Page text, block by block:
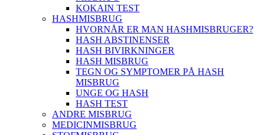
KOKAIN TEST
HASHMISBRUG
HVORNÅR ER MAN HASHMISBRUGER?
HASH ABSTINENSER
HASH BIVIRKNINGER
HASH MISBRUG
TEGN OG SYMPTOMER PÅ HASH
MISBRUG
UNGE OG HASH
HASH TEST
ANDRE MISBRUG
MEDICINMISBRUG